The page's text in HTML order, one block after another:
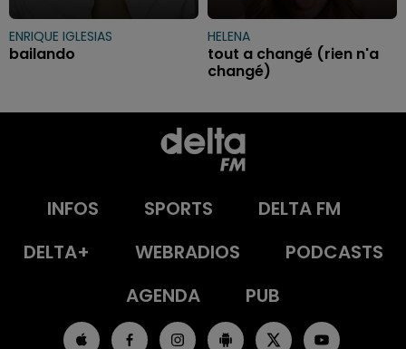
ENRIQUE IGLESIAS
bailando
HELENA
tout a changé (rien n'a
changé)
INFOS SPORTS
DELTA FM
DELTA+
WEBRADIOS
PODCASTS
AGENDA
PUB